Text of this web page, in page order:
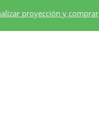
proyección y comprar